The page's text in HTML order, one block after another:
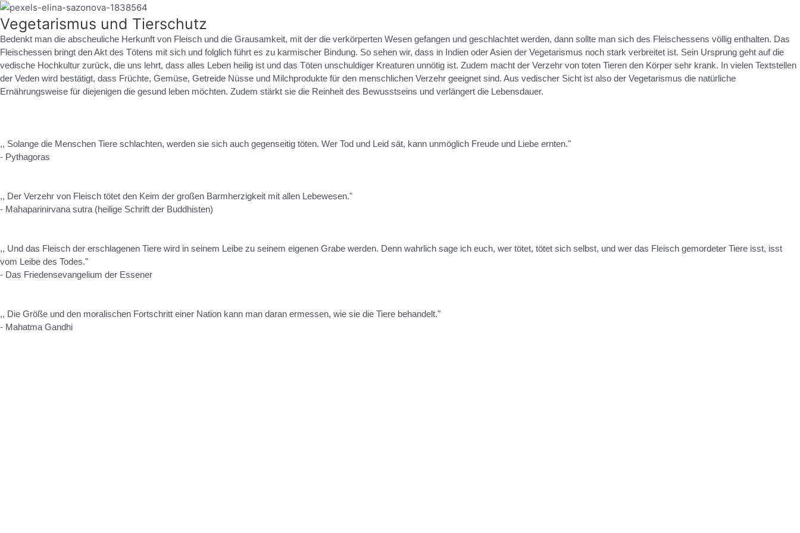
Vegetarismus und Tierschutz
Bedenkt man die abscheuliche Herkunft von Fleisch und die Grausamkeit, mit der die verkörperten Wesen gefangen und geschlachtet werden, dann sollte man sich des Fleischessens völlig enthalten. Das
Fleischessen bringt den Akt des Tötens mit sich und folglich führt es zu karmischer Bindung. So sehen wir, dass in Indien oder Asien der Vegetarismus noch stark verbreitet ist. Sein Ursprung geht auf die
vedische Hochkultur zurück, die uns lehrt, dass alles Leben heilig ist und das Töten unschuldiger Kreaturen unnötig ist. Zudem macht der Verzehr von toten Tieren den Körper sehr krank. In vielen Textstellen
der Veden wird bestätigt, dass Früchte, Gemüse, Getreide Nüsse und Milchprodukte für den menschlichen Verzehr geeignet sind. Aus vedischer Sicht ist also der Vegetarismus die natürliche
Ernährungsweise für diejenigen die gesund leben möchten. Zudem stärkt sie die Reinheit des Bewusstseins und verlängert die Lebensdauer.
,, Solange die Menschen Tiere schlachten, werden sie sich auch gegenseitig töten. Wer Tod und Leid sät, kann unmöglich Freude und Liebe ernten."
- Pythagoras
,, Der Verzehr von Fleisch tötet den Keim der großen Barmherzigkeit mit allen Lebewesen."
- Mahaparinirvana sutra (heilige Schrift der Buddhisten)
,, Und das Fleisch der erschlagenen Tiere wird in seinem Leibe zu seinem eigenen Grabe werden. Denn wahrlich sage ich euch, wer tötet, tötet sich selbst, und wer das Fleisch gemordeter Tiere isst, isst
vom Leibe des Todes."
- Das Friedensevangelium der Essener
,, Die Größe und den moralischen Fortschritt einer Nation kann man daran ermessen, wie sie die Tiere behandelt."
- Mahatma Gandhi